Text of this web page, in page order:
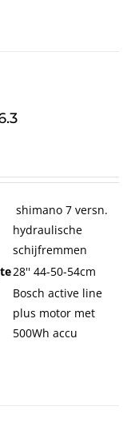
shimano 7 versn.
hydraulische
schijfremmen
28'' 44-50-54cm
Bosch active line
plus motor met
500Wh accu